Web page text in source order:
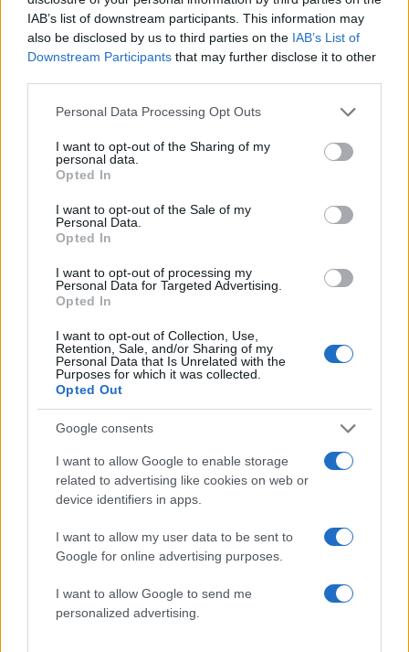
IAB’s list of downstream participants. This information may
also be disclosed by us to third parties on the IAB’s List of
Downstream Participants that may further disclose it to other
Please note that this website/app uses one or more Google
not limited to your visit or usage behaviour. You may click to
grant or deny consent to Google and its third-party tags to
use your data for below specified purposes in below Google
consent section.
Personal Data Processing Opt Outs
I want to opt-out of the Sharing of my
personal data.
Opted In
I want to opt-out of the Sale of my
Personal Data.
Opted In
I want to opt-out of processing my
Personal Data for Targeted Advertising.
Opted In
I want to opt-out of Collection, Use,
Retention, Sale, and/or Sharing of my
Personal Data that Is Unrelated with the
Purposes for which it was collected.
Opted Out
Google consents
I want to allow Google to enable storage
related to advertising like cookies on web or
device identifiers in apps.
I want to allow my user data to be sent to
Google for online advertising purposes.
I want to allow Google to send me
personalized advertising.
Thank u Kelly Klain for my new winter “Dulce de Leche” hair color!!!! I
Η Βεργκάρα ζει στην Καλιφόρνια και το
κατεψυγμένα έμβρυα φυλάσσονται σε έναν
χώρο εντός της πολιτείας, ωστόσο στην μήνυση
υποστηρίζεται ότι η Λουιζιάνα έχει δικαιοδοσία
Λόεμπ και η διάσημη πρωταγωνίστρια από την
Κολομβία χώρισαν.